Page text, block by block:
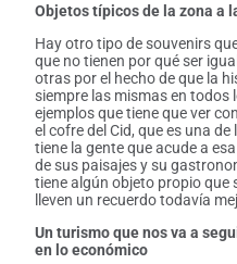
Objetos típicos de la zona a
Hay otro tipo de souvenirs
que no tienen por qué ser
otras por el hecho de que la
siempre las mismas en todos
ejemplos que tiene que ver
el cofre del Cid, que es una
tiene la gente que acude a
de sus paisajes y su
tiene algún objeto propio que
lleven un recuerdo todavía
Un turismo que nos va a
en lo económico